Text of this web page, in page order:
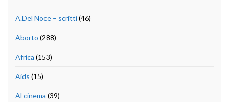
A.Del Noce – scritti(46)
Aborto (288)
Africa (153)
Aids (15)
Al cinema (39)